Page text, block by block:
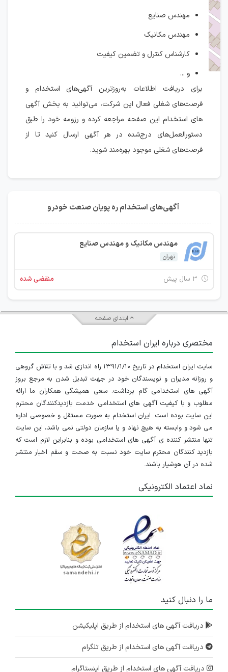
IranEstekhdam.ir
مهندس صنایع
مهندس مکانیک
کارشناس کنترل و تضمین کیفیت
و ...
برای دریافت اطلاعات به‌روزترین آگهی‌های استخدام و
فرصت‌های شغلی فعال این شرکت، می‌توانید به بخش آگهی
های استخدام این صفحه مراجعه کرده و رزومه خود را طبق
دستورالعمل‌های درج‌شده در هر آگهی ارسال کنید تا از
فرصت‌های شغلی موجود بهره‌مند شوید.
آگهی‌های استخدام ره پویان صنعت خودرو
مهندس مکانیک و مهندس صنایع
تهران
منقضی شده
ابتدای صفحه
مختصری درباره ایران استخدام
سایت ایران استخدام در تاریخ ۱۳۹۱/۱/۱۰ راه اندازی شد و با تلاش گروهی
و روزانه مدیران و نویسندگان خود در جهت تبدیل شدن به مرجع بروز
آگهی های استخدامی گام برداشت. سعی همیشگی همکاران ما ارائه
مطلوب و با کیفیت آگهی های استخدامی خدمت بازدیدکنندگان محترم
این سایت بوده است. ایران استخدام به صورت مستقل و خصوصی اداره
می شود و وابسته به هیچ نهاد و یا سازمان دولتی نمی باشد، این سایت
تنها منتشر کننده ی آگهی های استخدامی بوده و بنابراین لازم است که
بازدید کنندگان محترم سایت خود نسبت به صحت و سقم اخبار منتشر
شده در آن هوشیار باشند.
نماد اعتماد الکترونیکی
ما را دنبال کنید
دریافت آگهی های استخدام از طریق اپلیکیشن
دریافت آگهی های استخدام از طریق تلگرام
دریافت آگهی های استخدام از طریق اینستاگرام